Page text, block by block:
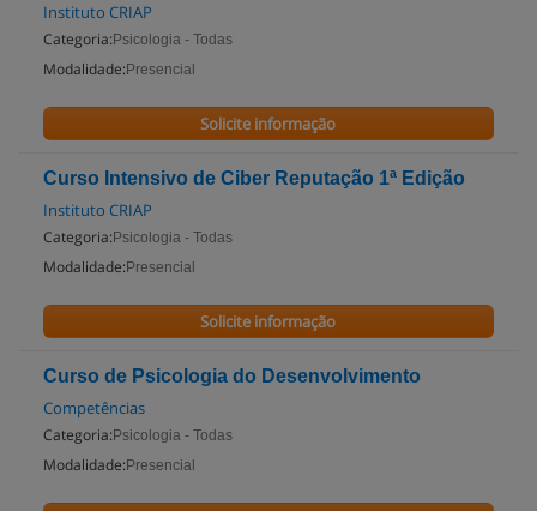
Instituto CRIAP
Categoria: Psicologia - Todas
Modalidade: Presencial
Solicite informação
Curso Intensivo de Ciber Reputação 1ª Edição
Instituto CRIAP
Categoria: Psicologia - Todas
Modalidade: Presencial
Solicite informação
Curso de Psicologia do Desenvolvimento
Competências
Categoria: Psicologia - Todas
Modalidade: Presencial